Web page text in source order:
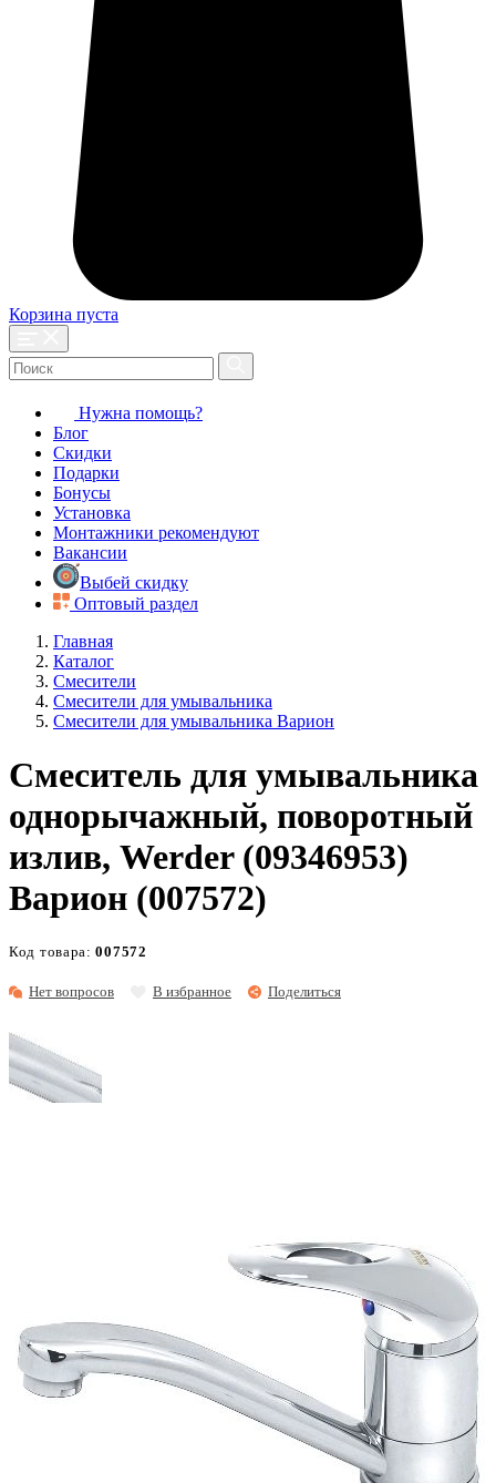
Корзина пуста
Нужна помощь?
Блог
Скидки
Подарки
Бонусы
Установка
Монтажники рекомендуют
Вакансии
Выбей скидку
Оптовый раздел
Главная
Каталог
Смесители
Смесители для умывальника
Смесители для умывальника Варион
Смеситель для умывальника
однорычажный, поворотный
излив, Werder (09346953)
Варион (007572)
Нет вопросов В избранное Поделиться
Код товара:007572